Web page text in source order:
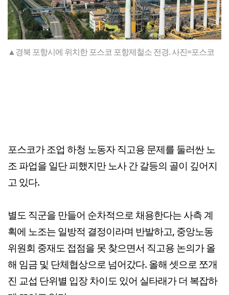
▲경북 포항시에 위치한 포스코 포항제철소 전경. 사진=포스코
포스코가 조업 하청 노동자 직고용 문제를 둘러싼 노
조 파업을 일단 피했지만 노사 간 갈등의 골이 깊어지
고 있다.
별도 직군을 만들어 순차적으로 채용한다는 사측 계
획에 노조는 일방적 결정이라며 반발하고, 중앙노동
위원회 중재도 접점을 못 찾으면서 직고용 논의가 올
해 임금 및 단체협상으로 넘어갔다. 올해 셋으로 쪼개
진 교섭 단위별 입장 차이도 있어 실타래가 더 복잡하